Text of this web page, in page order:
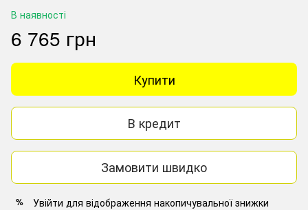
В наявності
6 765 грн
Купити
В кредит
Замовити швидко
% Увійти для відображення накопичувальної знижки